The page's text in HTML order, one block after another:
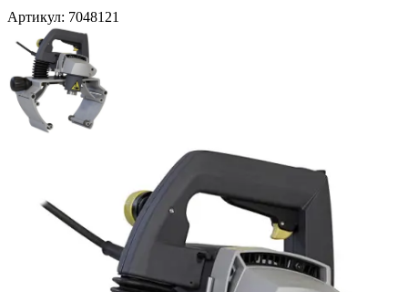
Артикул: 7048121